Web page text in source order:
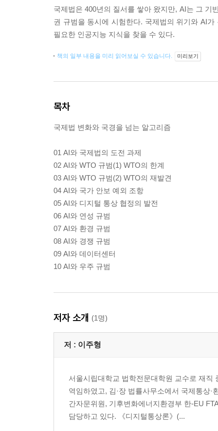
국제법은 400년의 질서를 쌓아 왔지만, AI는 그 기
권 규범을 동시에 시험한다. 국제법의 위기와 AI
필요한 인공지능 지식을 찾을 수 있다.
책의 일부 내용을 미리 읽어보실 수 있습니다. 미리보기
목차
국제법 변화와 국경을 넘는 알고리즘
01 AI와 국제법의 도전 과제
02 AI와 WTO 규범(1) WTO의 한계
03 AI와 WTO 규범(2) WTO의 재발견
04 AI와 국가 안보 예외 조항
05 AI와 디지털 통상 협정의 발전
06 AI와 연성 규범
07 AI와 환경 규범
08 AI와 경쟁 규범
09 AI와 데이터센터
10 AI와 우주 규범
저자 소개 (1명)
저 : 이주형
서울시립대학교 법학전문대학원 교수로 재직
역임하였고, 김·장 법률사무소에서 국제통상
간자문위원, 기후변화에너지환경부 한-EU
담당하고 있다. 《디지털통상론》(...